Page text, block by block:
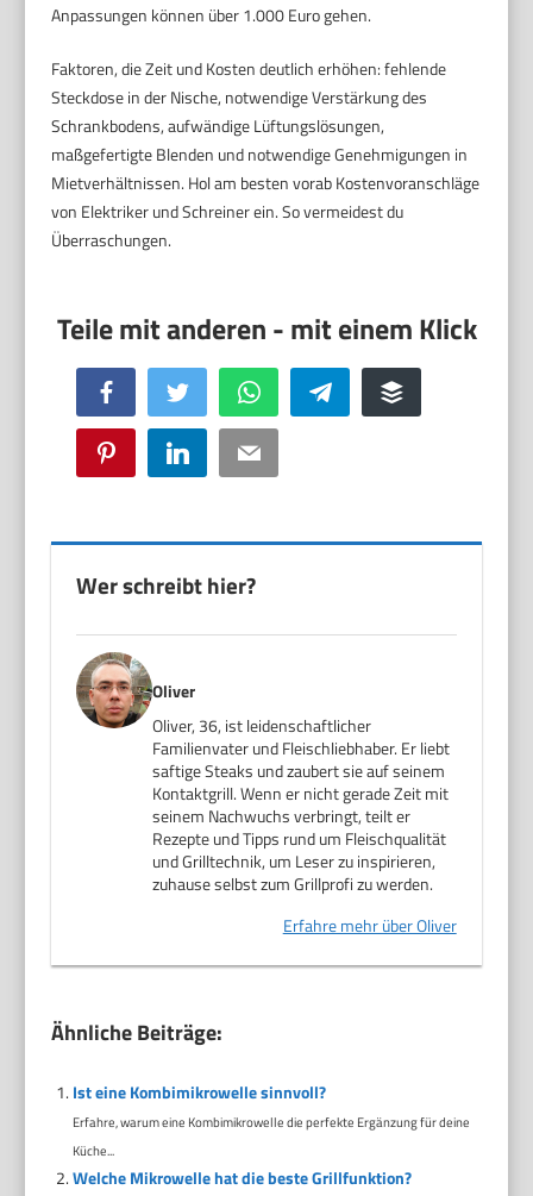
Anpassungen können über 1.000 Euro gehen.
Faktoren, die Zeit und Kosten deutlich erhöhen: fehlende
Steckdose in der Nische, notwendige Verstärkung des
Schrankbodens, aufwändige Lüftungslösungen,
maßgefertigte Blenden und notwendige Genehmigungen in
Mietverhältnissen. Hol am besten vorab Kostenvoranschläge
von Elektriker und Schreiner ein. So vermeidest du
Überraschungen.
Facebook Twitter WhatsApp Telegram Buffer
Pinterest LinkedIn Email
Wer schreibt hier?
Oliver
Oliver, 36, ist leidenschaftlicher
Familienvater und Fleischliebhaber. Er liebt
saftige Steaks und zaubert sie auf seinem
Kontaktgrill. Wenn er nicht gerade Zeit mit
seinem Nachwuchs verbringt, teilt er
Rezepte und Tipps rund um Fleischqualität
und Grilltechnik, um Leser zu inspirieren,
zuhause selbst zum Grillprofi zu werden.
Erfahre mehr über Oliver
Ähnliche Beiträge:
Ist eine Kombimikrowelle sinnvoll?
Erfahre, warum eine Kombimikrowelle die perfekte Ergänzung für deine
Küche...
Welche Mikrowelle hat die beste Grillfunktion?